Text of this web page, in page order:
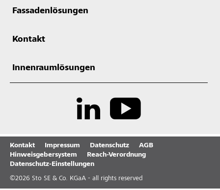
Fassadenlösungen
Kontakt
Innenraumlösungen
Kontakt Impressum Datenschutz
AGB
Hinweisgebersystem
Reach-Verordnung
Datenschutz-Einstellungen
©2026 Sto SE & Co. KGaA - all rights reserved